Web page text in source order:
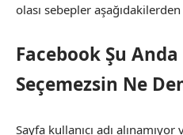
olası sebepler
Facebook Şu Anda
Seçemezsin Ne
Sayfa kullanıcı adı